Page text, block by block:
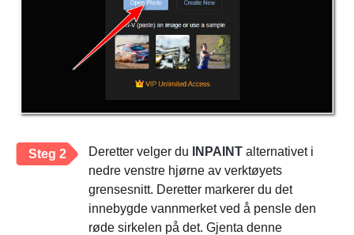
Steg 2 Deretter velger du INPAINT alternativet i
nedre venstre hjørne av verktøyets
grensesnitt. Deretter markerer du det
innebygde vannmerket ved å pensle den
røde sirkelen på det. Gjenta denne